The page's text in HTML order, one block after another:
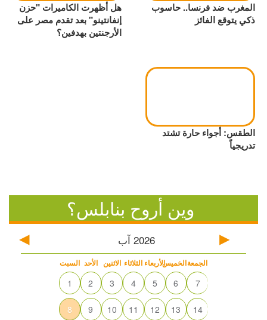
المغرب ضد فرنسا.. حاسوب
ذكي يتوقع الفائز
هل أظهرت الكاميرات "حزن
إنفانتينو" بعد تقدم مصر على
الأرجنتين بهدفين؟
الطقس: أجواء حارة تشتد
تدريجياً
وين أروح بنابلس؟
2026 آب
السبت الأحد الاثنين الثلاثاء الأربعاءالخميسالجمعة
1 2 3 4 5 6 7
8 9 10 11 12 13 14